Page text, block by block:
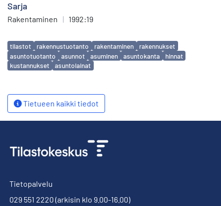
Sarja
Rakentaminen | 1992:19
Avainsanat
tilastot rakennustuotanto rakentaminen
rakennukset
asuntotuotanto
asunnot asuminen asuntokanta
hinnat
kustannukset
asuntolainat
Tietueen kaikki tiedot
Tietopalvelu
029 551 2220 (arkisin klo 9.00-16.00)